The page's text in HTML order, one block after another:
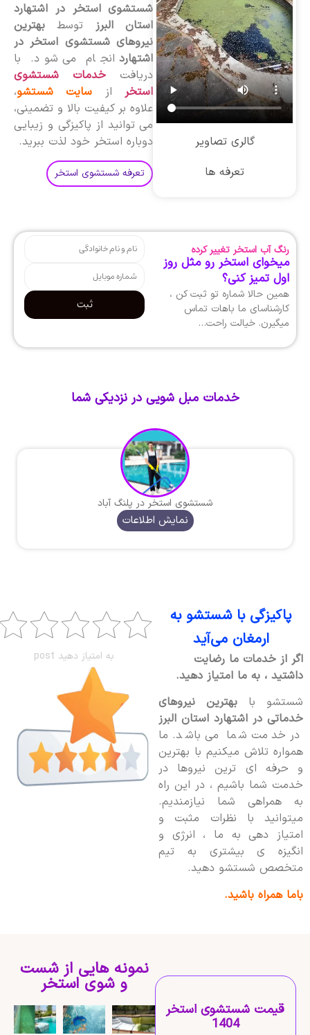
شستشوی استخر در اشتهارد
استان البرزتوسط
بهترین
نیروهای شستشوی استخر در
اشتهاردانجام می شود. با
دریافت
خدمات شستشوی
استخراز سایت شستشو،
علاوه بر کیفیت بالا و تضمینی،
می توانید از پاکیزگی و زیبایی
دوباره استخر خود لذت ببرید.
تعرفه شستشوی استخر
گالری تصاویر
تعرفه ها
رنگ آب استخر تغییر کرده
میخوای استخر رو مثل روز
اول تمیز کنی؟
همین حالا شماره تو ثبت کن ،
کارشناسای ما باهات تماس
میگیرن. خیالت راحت…
ثبت
خدمات مبل شویی در نزدیکی شما
شستشوی استخر در پلنگ آباد
نمایش اطلاعات
پاکیزگی با شستشو به
ارمغان می‌آید
اگر از خدمات ما رضایت
داشتید ، به ما امتیاز دهید.
شستشو با
بهترین نیروهای
خدماتی در اشتهارد استان البرز
در خدمت شما می باشد. ما
همواره تلاش میکنیم با بهترین
و حرفه ای ترین نیروها در
خدمت شما باشیم ، در این راه
به همراهی شما نیازمندیم.
میتوانید با نظرات مثبت و
امتیاز دهی به ما ، انرژی و
انگیزه ی بیشتری به تیم
متخصص شستشو دهید.
باما همراه باشید.
به امتیاز دهید post
قیمت شستشوی استخر
1404
نمونه هایی از شست
و شوی استخر